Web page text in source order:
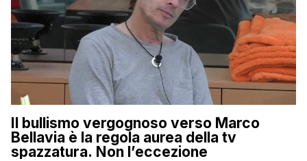
Il bullismo vergognoso verso Marco
Bellavia è la regola aurea della tv
spazzatura. Non l’eccezione